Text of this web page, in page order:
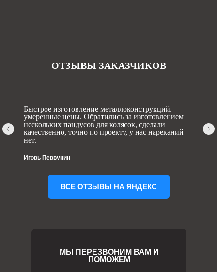
ОТЗЫВЫ ЗАКАЗЧИКОВ
Быстрое изготовление металлоконструкций,
умеренные цены. Обратились за изготовлением
нескольких пандусов для колясок, сделали
качественно, точно по проекту, у нас нареканий
нет.
Игорь Первунин
ВСЕ ОТЗЫВЫ НА ЯНДЕКС
МЫ ПЕРЕЗВОНИМ ВАМ И
ПОМОЖЕМ